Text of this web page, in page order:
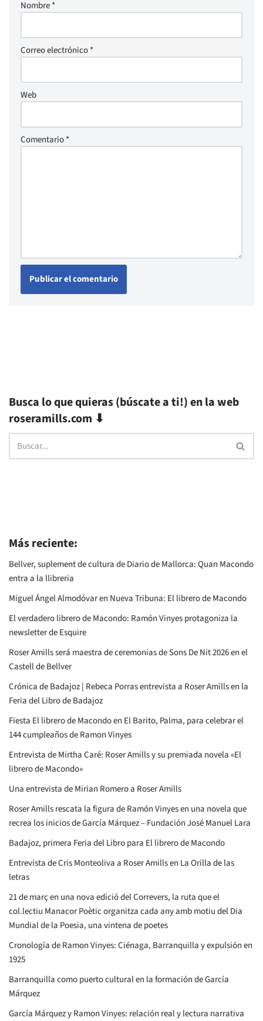
Nombre*
Correo electrónico*
Web
Comentario*
Busca lo que quieras (búscate a ti!) en la web
roseramills.com ⬇
Más reciente:
Bellver, suplement de cultura de Diario de Mallorca: Quan Macondo
entra a la llibreria
Miguel Ángel Almodóvar en Nueva Tribuna: El librero de Macondo
El verdadero librero de Macondo: Ramón Vinyes protagoniza la
newsletter de Esquire
Roser Amills será maestra de ceremonias de Sons De Nit 2026 en el
Castell de Bellver
Crónica de Badajoz | Rebeca Porras entrevista a Roser Amills en la
Feria del Libro de Badajoz
Fiesta El librero de Macondo en El Barito, Palma, para celebrar el
144 cumpleaños de Ramon Vinyes
Entrevista de Mirtha Caré: Roser Amills y su premiada novela «El
librero de Macondo»
Una entrevista de Mirian Romero a Roser Amills
Roser Amills rescata la figura de Ramón Vinyes en una novela que
recrea los inicios de García Márquez – Fundación José Manuel Lara
Badajoz, primera Feria del Libro para El librero de Macondo
Entrevista de Cris Monteoliva a Roser Amills en La Orilla de las
letras
21 de març en una nova edició del Correvers, la ruta que el
col.lectiu Manacor Poètic organitza cada any amb motiu del Dia
Mundial de la Poesia, una vintena de poetes
Cronología de Ramon Vinyes: Ciénaga, Barranquilla y expulsión en
1925
Barranquilla como puerto cultural en la formación de García
Márquez
García Márquez y Ramon Vinyes: relación real y lectura narrativa